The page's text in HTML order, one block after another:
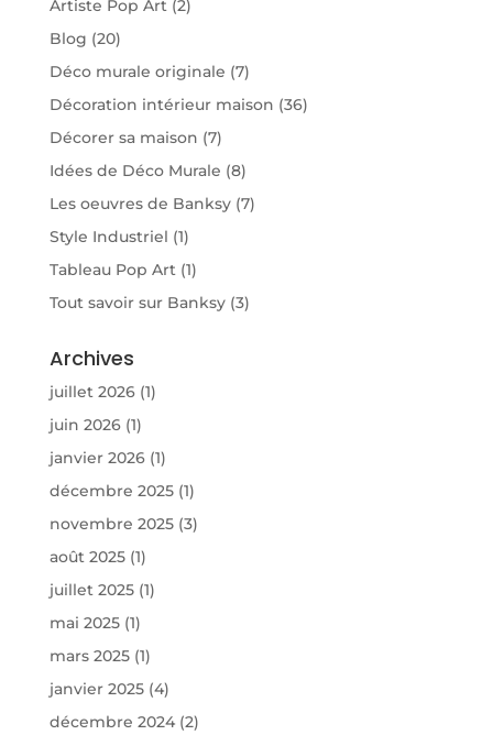
Artiste Pop Art(2)
Blog (20)
Déco murale originale (7)
Décoration intérieur maison (36)
Décorer sa maison (7)
Idées de Déco Murale (8)
Les oeuvres de Banksy(7)
Style Industriel (1)
Tableau Pop Art(1)
Tout savoir sur Banksy(3)
Archives
juillet 2026(1)
juin 2026(1)
janvier 2026(1)
décembre 2025(1)
novembre 2025(3)
août 2025(1)
juillet 2025(1)
mai 2025(1)
mars 2025(1)
janvier 2025(4)
décembre 2024(2)